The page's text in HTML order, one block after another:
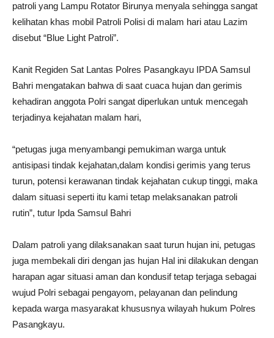
patroli yang Lampu Rotator Birunya menyala sehingga sangat
kelihatan khas mobil Patroli Polisi di malam hari atau Lazim
disebut “Blue Light Patroli”.
Kanit Regiden Sat Lantas Polres Pasangkayu IPDA Samsul
Bahri mengatakan bahwa di saat cuaca hujan dan gerimis
kehadiran anggota Polri sangat diperlukan untuk mencegah
terjadinya kejahatan malam hari,
“petugas juga menyambangi pemukiman warga untuk
antisipasi tindak kejahatan,dalam kondisi gerimis yang terus
turun, potensi kerawanan tindak kejahatan cukup tinggi, maka
dalam situasi seperti itu kami tetap melaksanakan patroli
rutin”, tutur Ipda Samsul Bahri
Dalam patroli yang dilaksanakan saat turun hujan ini, petugas
juga membekali diri dengan jas hujan Hal ini dilakukan dengan
harapan agar situasi aman dan kondusif tetap terjaga sebagai
wujud Polri sebagai pengayom, pelayanan dan pelindung
kepada warga masyarakat khususnya wilayah hukum Polres
Pasangkayu.